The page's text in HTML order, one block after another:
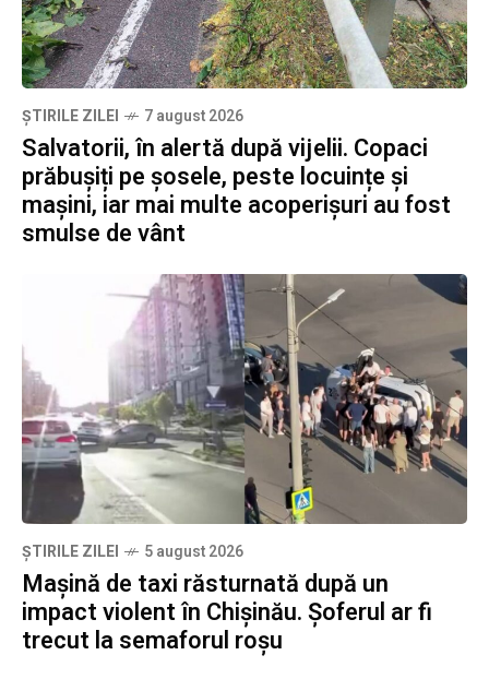
ȘTIRILE ZILEI 7 august 2026
Salvatorii, în alertă după vijelii. Copaci
prăbușiți pe șosele, peste locuințe și
mașini, iar mai multe acoperișuri au fost
smulse de vânt
ȘTIRILE ZILEI 5 august 2026
Mașină de taxi răsturnată după un
impact violent în Chișinău. Șoferul ar fi
trecut la semaforul roșu